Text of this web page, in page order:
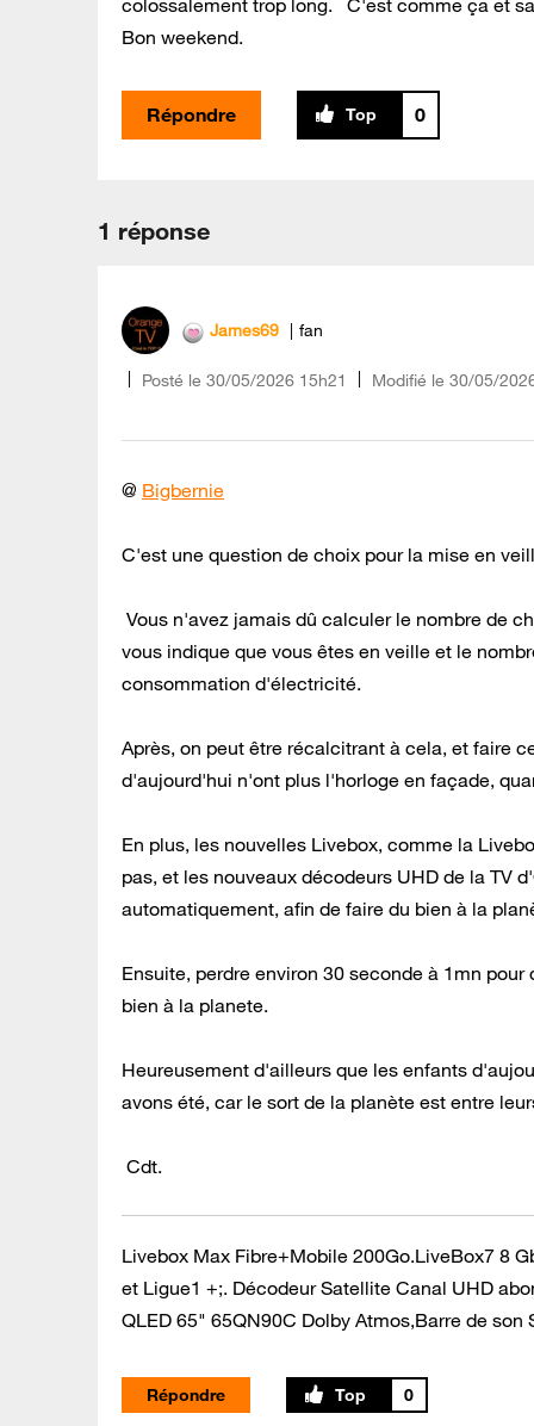
Bon weekend.
Répondre 0
1 réponse
James69 fan
Posté le ‎30/05/2026 15h21 Modifié le 30/05/
@ Bigbernie
C'est une question de choix pour la mise en
Vous n'avez jamais dû calculer le nombre de
vous indique que vous êtes en veille et le
consommation d'électricité.
Après, on peut être récalcitrant à cela, et faire
d'aujourd'hui n'ont plus l'horloge en façade,
En plus, les nouvelles Livebox, comme la
pas, et les nouveaux décodeurs UHD de la TV
automatiquement, afin de faire du bien à la
Ensuite, perdre environ 30 seconde à 1mn
bien à la planete.
Heureusement d'ailleurs que les enfants
avons été, car le sort de la planète est entre
Cdt.
Livebox Max Fibre+Mobile 200Go.LiveBox7 8
et Ligue1 +;. Décodeur Satellite Canal UHD
QLED 65" 65QN90C Dolby Atmos,Barre de
Répondre 0